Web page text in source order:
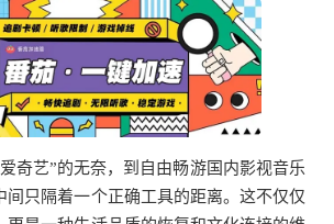
奇艺”的无奈，到自由畅游国内影视音乐
间只隔着一个正确工具的距离。这不仅仅